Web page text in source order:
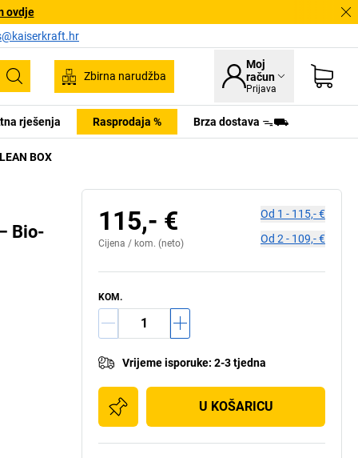
ovdje
Pretraživanje
Zbirna narudžba
Moj
račun
Prijava
rješenja Rasprodaja % Brza dostava ᯓ⛟
BOX
Bio-
115,- €
Cijena / kom. (neto)
Od 1 - 115,- €
Od 2 - 109,- €
KOM.
Vrijeme isporuke: 2-3 tjedna
U KOŠARICU